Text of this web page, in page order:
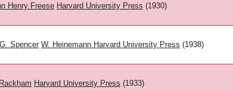
Henry Freese Harvard University Press (1930)
Spencer W. Heinemann Harvard University Press (1938)
Harvard University Press (1933)